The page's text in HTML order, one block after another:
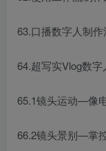
63.口播数字人制
64.超写实Vlog数
65.1镜头运动—像
66.2镜头景别—掌